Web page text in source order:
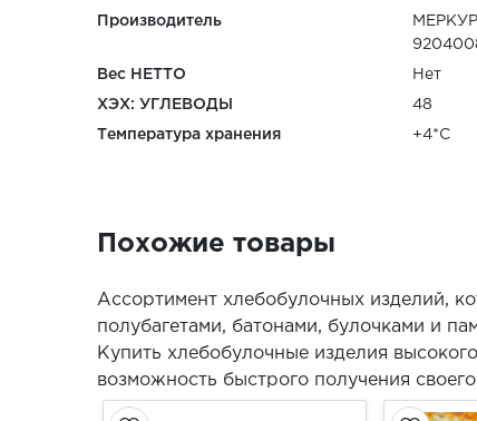
Производитель
Вес НЕТТО Нет
ХЭХ: УГЛЕВОДЫ 48
Температура хранения +4*С
Похожие товары
Ассортимент хлебобулочных изделий,
полубагетами, батонами, булочками и
Купить хлебобулочные изделия
возможность быстрого получения